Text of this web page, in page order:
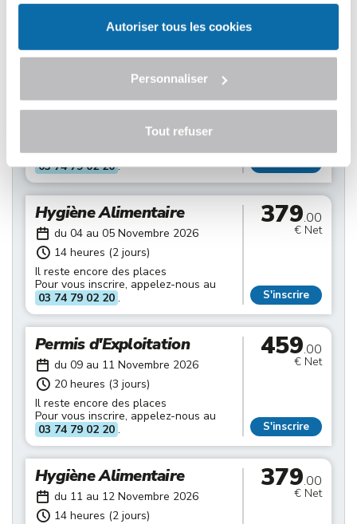
Autoriser tous les cookies
Personnaliser
Tout refuser
Il reste encore des places
Pour vous inscrire, appelez-nous au
03 74 79 02 20 .
Permis d'Exploitation
du 02 au 04 Novembre 2026
Il reste encore des places
Pour vous inscrire, appelez-nous au
03 74 79 02 20 .
€ Net
S'inscrire
Hygiène Alimentaire
du 04 au 05 Novembre 2026
14 heures (2 jours)
Il reste encore des places
Pour vous inscrire, appelez-nous au
03 74 79 02 20 .
379.00
€ Net
S'inscrire
Permis d'Exploitation
du 09 au 11 Novembre 2026
20 heures (3 jours)
Il reste encore des places
Pour vous inscrire, appelez-nous au
03 74 79 02 20 .
459.00
€ Net
S'inscrire
Hygiène Alimentaire
du 11 au 12 Novembre 2026
14 heures (2 jours)
379.00
€ Net